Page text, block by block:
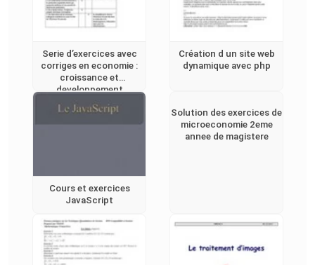
Serie d’exercices avec
corriges en economie :
croissance et
developpement
Création d un site web
dynamique avec php
Cours et exercices
JavaScript
Solution des exercices de
microeconomie 2eme
annee de magistere